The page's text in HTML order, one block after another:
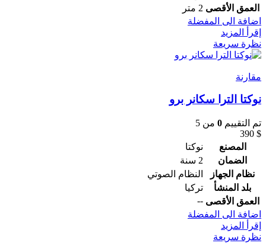
العمق الأقصى 2 متر
اضافة الى المفضلة
إقرأ المزيد
نظرة سريعة
مقارنة
نوكتا الترا سكانر برو
تم التقييم 0 من 5
390 $
المصنع
نوكتا
الضمان
2 سنة
نظام الجهاز
النظام الصوتي
بلد المنشأ
تركيا
العمق الأقصى --
اضافة الى المفضلة
إقرأ المزيد
نظرة سريعة